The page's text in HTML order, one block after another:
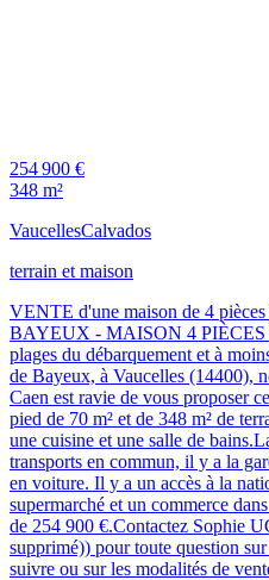
254 900 €
348 m²
VaucellesCalvados
terrain et maison
VENTE d'une maison de 4
BAYEUX - MAISON 4 PIÈCES
plages du débarquement et à
de Bayeux, à Vaucelles (14400),
Caen est ravie de vous proposer
pied de 70 m² et de 348 m² de
une cuisine et une salle de
transports en commun, il y a la
en voiture. Il y a un accès à la
supermarché et un commerce
de 254 900 €.Contactez Sophie
supprimé)) pour toute question
suivre ou sur les modalités de